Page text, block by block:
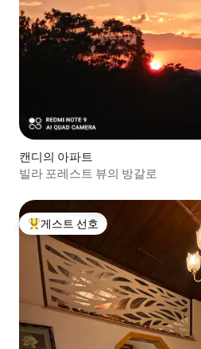
캔디의 아파트
빌라 포레스트 뷰의 방갈로
상위 게스트 선호
게스트 선호